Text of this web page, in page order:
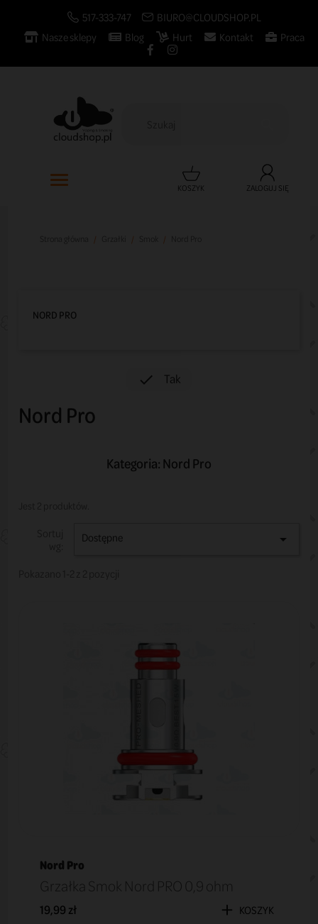
517-333-747
BIURO@CLOUDSHOP.PL
Nasze sklepy
Blog Hurt Kontakt Praca
KOSZYK ZALOGUJ SIĘ
NORD PRO
 Tak
Nord Pro
Kategoria: Nord Pro
Dostępne 
Nord Pro
Grzałka Smok Nord PRO 0,9 ohm
19,99 zł KOSZYK